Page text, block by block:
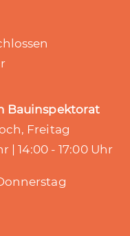
Bauinspektorat
Freitag
| 14:00 - 17:00 Uhr